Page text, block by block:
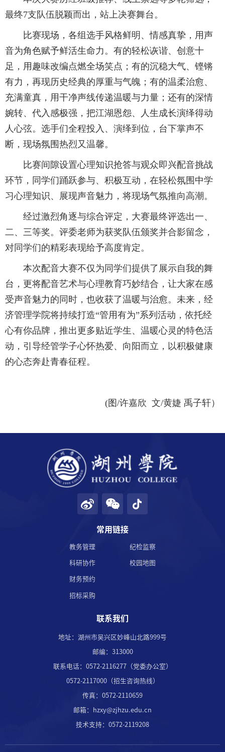
教务管理
OA办公
学校邮箱
领导信箱
EN
最终7支队伍脱颖而出，站上决赛舞台。
比赛现场，各组选手风格鲜明、情感真挚，用声
音为角色赋予鲜活生命力。有的轻松诙谐、创意十
足，用趣味改编点燃全场笑点；有的沉稳大气、铿锵
有力，再现历史经典的厚重与气魄；有的温柔治愈、
充满童真，用干净声线传递温暖与力量；还有的深情
婉转、代入感极强，把江湖恩怨、人生成长演绎得动
人心弦。选手们全程投入、演绎到位，台下掌声不
断，现场氛围热烈又温馨。
比赛间隙设置心理知识抢答与观众即兴配音挑战
环节，同学们踊跃参与、积极互动，在轻松氛围中学
习心理知识、展现声音魅力，将现场气氛推向高潮。
经过激烈角逐与综合评定，大赛最终评选出一、
二、三等奖。评委老师为获奖队伍颁奖并合影留念，
对同学们的精彩表现给予高度肯定。
本次配音大赛不仅为同学们提供了展示自我的舞
台，更将配音艺术与心理教育巧妙结合，让大家在感
受声音魅力的同时，也收获了温暖与治愈。未来，经
济管理学院将持续打造“管用有为”系列活动，依托经
心有你品牌，推出更多贴近学生、温暖心灵的特色活
动，引导经管学子心怀热爱、向阳而立，以积极健康
的心态奔赴青春征程。
(图/许嘉欣 文/黄婕 禹子轩）
常用链接
教务管理
科研协作
财务预约
招标采购
纪检监察
校园地图
联系我们
地址：湖州市吴兴区妙峰山北路999号
邮编：313000
联系电话：0572-2116277（党委办公室）
0572-2117000（招生咨询热线）
传真：0572-2110659
邮箱：hzxy@zjhzu.edu.cn
技术支持：0572-2119208